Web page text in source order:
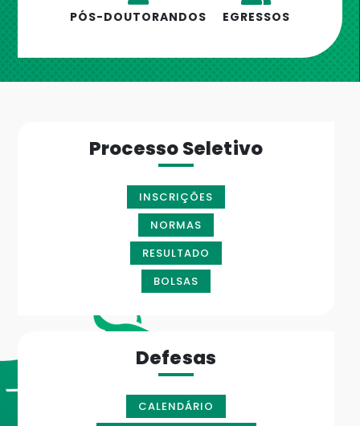
PÓS-DOUTORANDOS EGRESSOS
Processo Seletivo
INSCRIÇÕES
NORMAS
RESULTADO
BOLSAS
Defesas
CALENDÁRIO